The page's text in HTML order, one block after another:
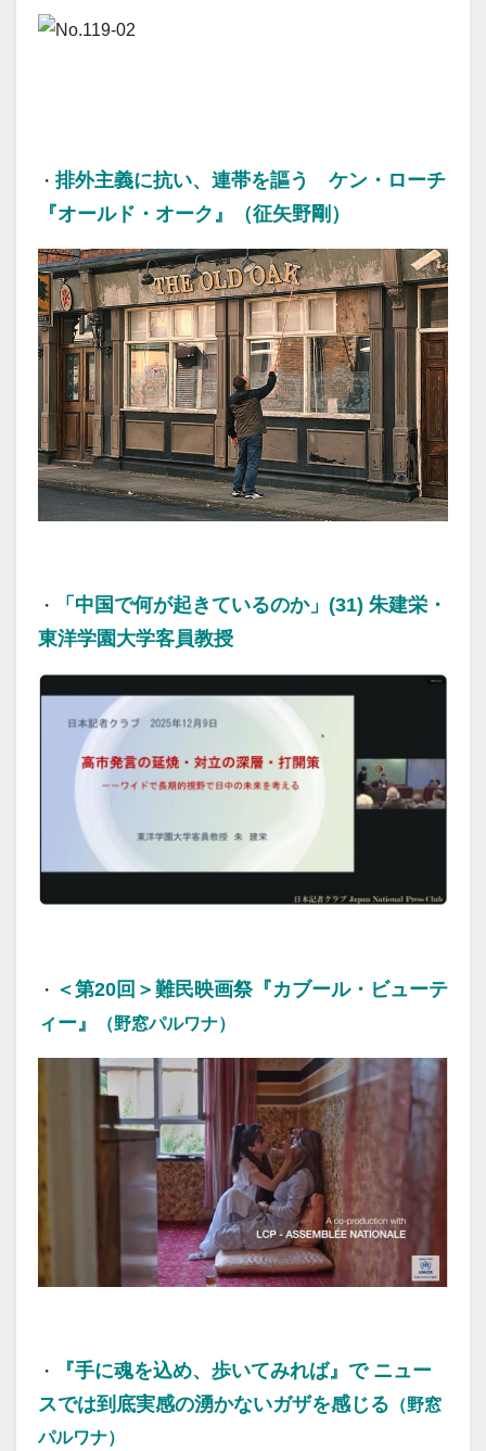
・ 排外主義に抗い、連帯を謳う ケン・ローチ
『オールド・オーク』（征矢野剛）
・
「中国で何が起きているのか」(31) 朱建栄・
東洋学園大学客員教授
・ ＜第20回＞難民映画祭『カブール・ビューテ
ィー』
（野窓パルワナ）
・
『手に魂を込め、歩いてみれば』で ニュー
スでは到底実感の湧かないガザを感じる （野窓
パルワナ）